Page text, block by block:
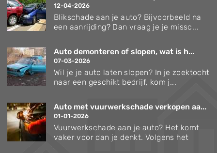
12-04-2026
Blikschade aan je auto? Bijvoorbeeld na
een aanrijding? Dan vraag je je missc...
Auto demonteren of slopen, wat is h...
07-03-2026
Wil je je auto laten slopen? In je zoektocht
naar een geschikt bedrijf, kom j...
Auto met vuurwerkschade verkopen aa...
01-01-2026
Vuurwerkschade aan je auto? Het komt
vaker voor dan je denkt. Volgens het